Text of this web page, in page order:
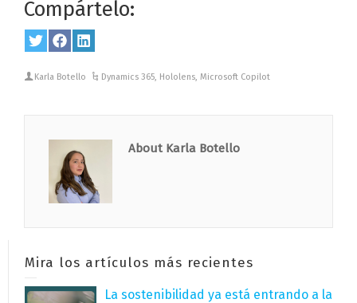
Compártelo:
Share
Twitter
Share
Facebook
Share
LinkedIn
Karla Botello Dynamics 365 Hololens ,Microsoft Copilot
About Karla Botello
Mira los artículos más recientes
La sostenibilidad ya está entrando a la